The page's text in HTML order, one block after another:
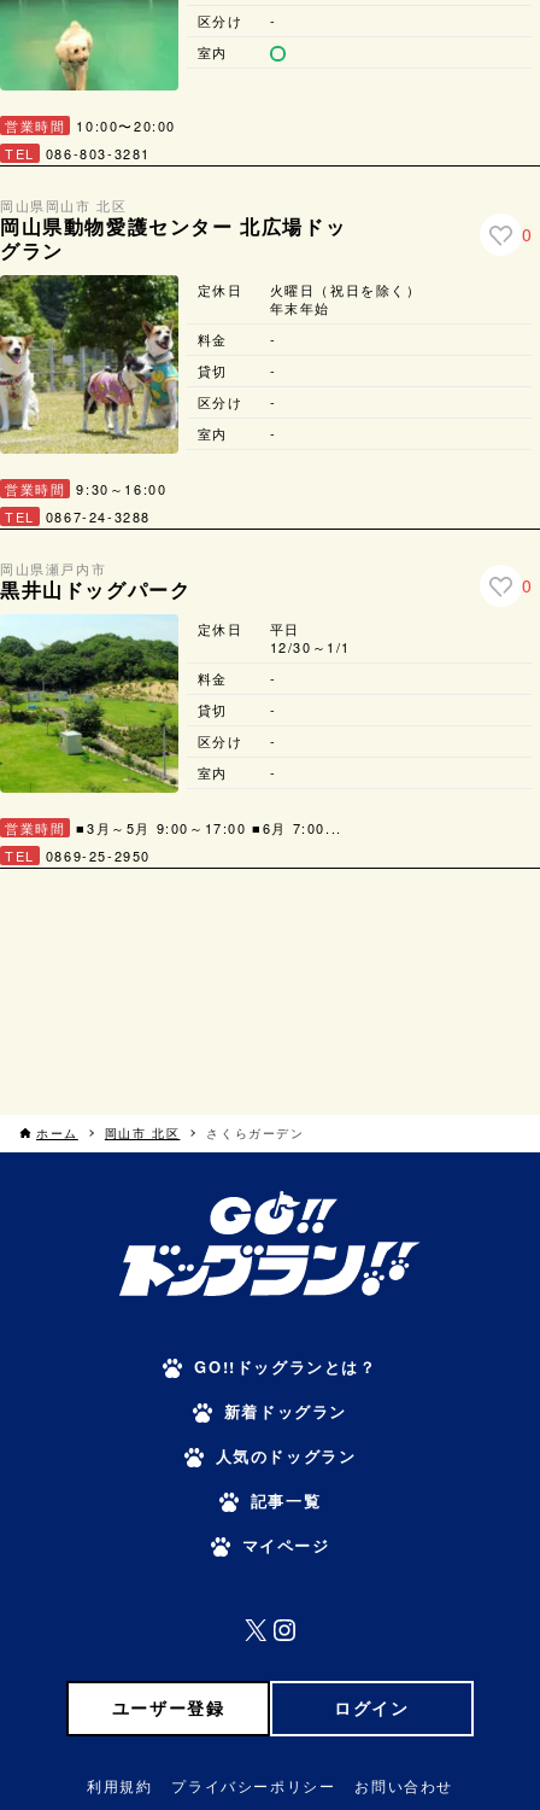
営業時間
10:00〜20:00
TEL
086-803-3281
区分け
-
室内
岡山県 岡山市 北区
岡山県動物愛護センター 北広場ドッ
グラン
0
営業時間
9:30～16:00
TEL
0867-24-3288
定休日
火曜日（祝日を除く）
年末年始
料金
-
貸切
-
区分け
-
室内
-
岡山県瀬戸内市
黒井山ドッグパーク 0
営業時間
■3月～5月 9:00～17:00 ■6月 7:00...
TEL
0869-25-2950
定休日
平日
12/30～1/1
料金
-
貸切
-
区分け
-
室内
-
ホーム 岡山市 北区 さくらガーデン
GO!!ドッグランとは？
新着ドッグラン
人気のドッグラン
記事一覧
マイページ
X Instagram
ユーザー登録 ログイン
利用規約 プライバシーポリシー お問い合わせ